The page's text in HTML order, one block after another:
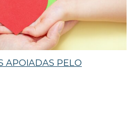
APOIADAS PELO